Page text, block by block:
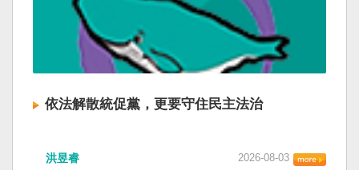
依法解散統促黨，更要守住民主法治
洪昱睿 2026-08-03